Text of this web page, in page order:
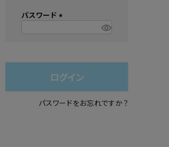
ポリッシュ・マニキュア
パスワード
)
ログイン
パスワードをお忘れですか？